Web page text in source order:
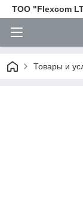
ТОО "Flexcom
Товары и